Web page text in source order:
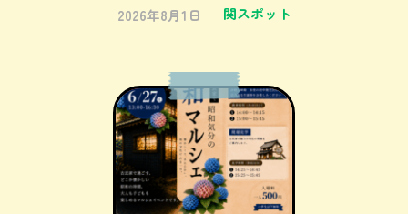
2026年8月1日 関スポット